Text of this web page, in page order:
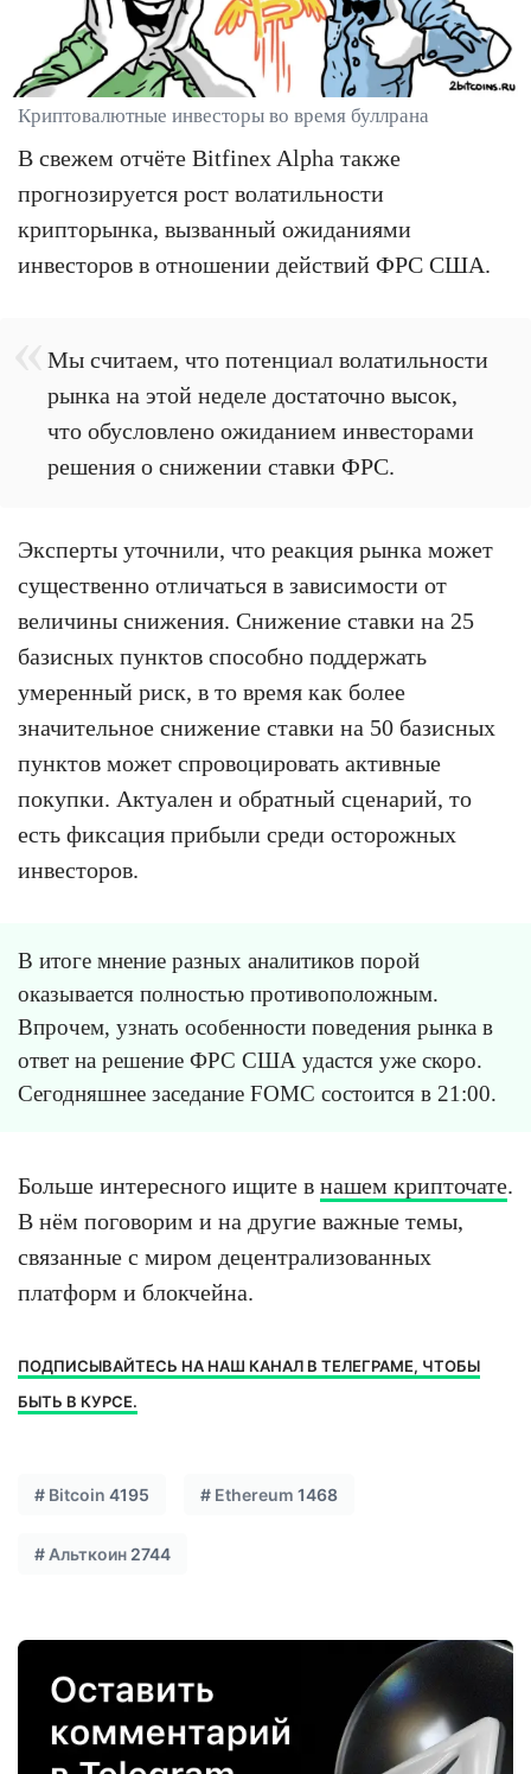
Криптовалютные инвесторы во время буллрана
В свежем отчёте Bitfinex Alpha также
прогнозируется рост волатильности
крипторынка, вызванный ожиданиями
инвесторов в отношении действий ФРС США.
Мы считаем, что потенциал волатильности
рынка на этой неделе достаточно высок,
что обусловлено ожиданием инвесторами
решения о снижении ставки ФРС.
Эксперты уточнили, что реакция рынка может
существенно отличаться в зависимости от
величины снижения. Снижение ставки на 25
базисных пунктов способно поддержать
умеренный риск, в то время как более
значительное снижение ставки на 50 базисных
пунктов может спровоцировать активные
покупки. Актуален и обратный сценарий, то
есть фиксация прибыли среди осторожных
инвесторов.
В итоге мнение разных аналитиков порой
оказывается полностью противоположным.
Впрочем, узнать особенности поведения рынка в
ответ на решение ФРС США удастся уже скоро.
Сегодняшнее заседание FOMC состоится в 21:00.
Больше интересного ищите в нашем крипточате.
В нём поговорим и на другие важные темы,
связанные с миром децентрализованных
платформ и блокчейна.
ПОДПИСЫВАЙТЕСЬ НА НАШ КАНАЛ В ТЕЛЕГРАМЕ, ЧТОБЫ
БЫТЬ В КУРСЕ.
# Bitcoin 4195 # Ethereum 1468
# Альткоин 2744